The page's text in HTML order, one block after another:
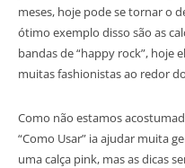
meses, hoje pode se tornar o
ótimo exemplo disso são as
bandas de “happy rock”, hoje
muitas fashionistas ao redor
Como não estamos
“Como Usar” ia ajudar muita
uma calça pink, mas as dicas